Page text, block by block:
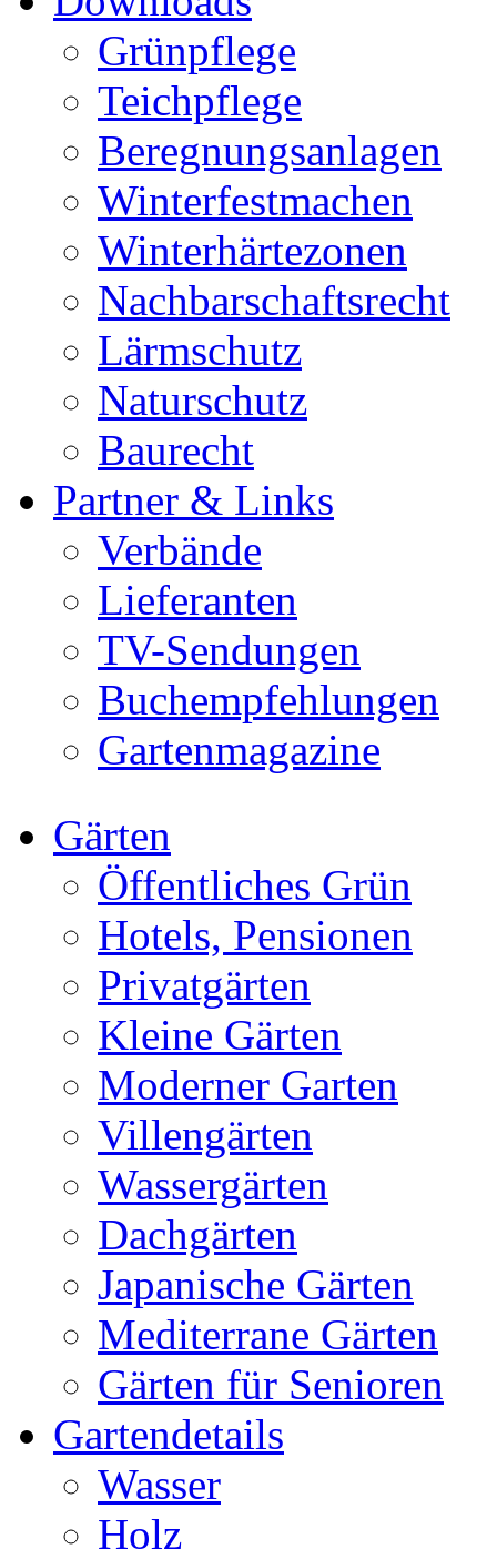
Grünpflege
Teichpflege
Beregnungsanlagen
Winterfestmachen
Winterhärtezonen
Nachbarschaftsrecht
Lärmschutz
Naturschutz
Baurecht
Partner & Links
Verbände
Lieferanten
TV-Sendungen
Buchempfehlungen
Gartenmagazine
Gärten
Öffentliches Grün
Hotels, Pensionen
Privatgärten
Kleine Gärten
Moderner Garten
Villengärten
Wassergärten
Dachgärten
Japanische Gärten
Mediterrane Gärten
Gärten für Senioren
Gartendetails
Wasser
Holz